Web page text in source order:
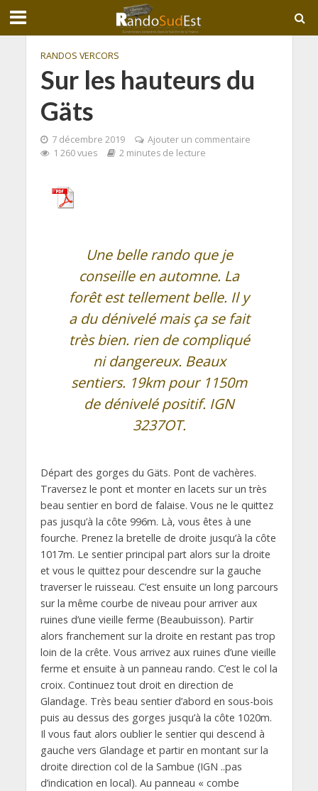
RANDOS VERCORS
Sur les hauteurs du
Gäts
7 décembre 2019
Ajouter un commentaire
1 260 vues
2 minutes de lecture
Une belle rando que je
conseille en automne. La
forêt est tellement belle. Il y
a du dénivelé mais ça se fait
très bien. rien de compliqué
ni dangereux. Beaux
sentiers. 19km pour 1150m
de dénivelé positif. IGN
3237OT.
Départ des gorges du Gäts. Pont de vachères.
Traversez le pont et monter en lacets sur un très
beau sentier en bord de falaise. Vous ne le quittez
pas jusqu’à la côte 996m. Là, vous êtes à une
fourche. Prenez la bretelle de droite jusqu’à la côte
1017m. Le sentier principal part alors sur la droite
et vous le quittez pour descendre sur la gauche
traverser le ruisseau. C’est ensuite un long parcours
sur la même courbe de niveau pour arriver aux
ruines d’une vieille ferme (Beaubuisson). Partir
alors franchement sur la droite en restant pas trop
loin de la crête. Vous arrivez aux ruines d’une vieille
ferme et ensuite à un panneau rando. C’est le col la
croix. Continuez tout droit en direction de
Glandage. Très beau sentier d’abord en sous-bois
puis au dessus des gorges jusqu’à la côte 1020m.
Il vous faut alors oublier le sentier qui descend à
gauche vers Glandage et partir en montant sur la
droite direction col de la Sambue (IGN ..pas
d’indication en local). Au panneau « combe